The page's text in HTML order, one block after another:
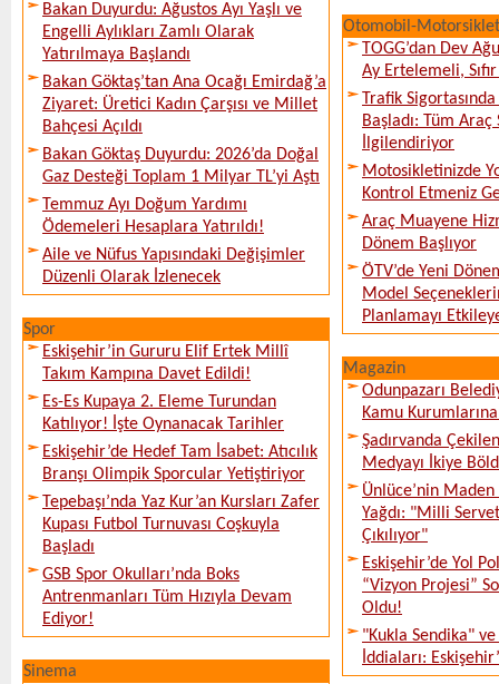
Bakan Duyurdu: Ağustos Ayı Yaşlı ve
Engelli Aylıkları Zamlı Olarak
Yatırılmaya Başlandı
Bakan Göktaş’tan Ana Ocağı Emirdağ’a
Ziyaret: Üretici Kadın Çarşısı ve Millet
Bahçesi Açıldı
Bakan Göktaş Duyurdu: 2026’da Doğal
Gaz Desteği Toplam 1 Milyar TL’yi Aştı
Temmuz Ayı Doğum Yardımı
Ödemeleri Hesaplara Yatırıldı!
Aile ve Nüfus Yapısındaki Değişimler
Düzenli Olarak İzlenecek
Spor
Eskişehir’in Gururu Elif Ertek Millî
Takım Kampına Davet Edildi!
Es-Es Kupaya 2. Eleme Turundan
Katılıyor! İşte Oynanacak Tarihler
Eskişehir’de Hedef Tam İsabet: Atıcılık
Branşı Olimpik Sporcular Yetiştiriyor
Tepebaşı’nda Yaz Kur’an Kursları Zafer
Kupası Futbol Turnuvası Coşkuyla
Başladı
GSB Spor Okulları’nda Boks
Antrenmanları Tüm Hızıyla Devam
Ediyor!
Sinema
Otomobil-Motorsiklet
TOGG’dan Dev
Ay Ertelemeli,
Trafik
Başladı: Tüm
İlgilendiriyor
Motosikletinizde
Kontrol Etmeniz
Araç Muayene
Dönem Başlıyor
ÖTV’de Yeni
Model
Planlamayı
Magazin
Odunpazarı
Kamu Kurumlarına
Şadırvanda
Medyayı İkiye
Ünlüce’nin Maden
Yağdı: "Milli
Çıkılıyor"
Eskişehir’de Yol
“Vizyon Projesi”
Oldu!
"Kukla Sendika"
İddiaları: